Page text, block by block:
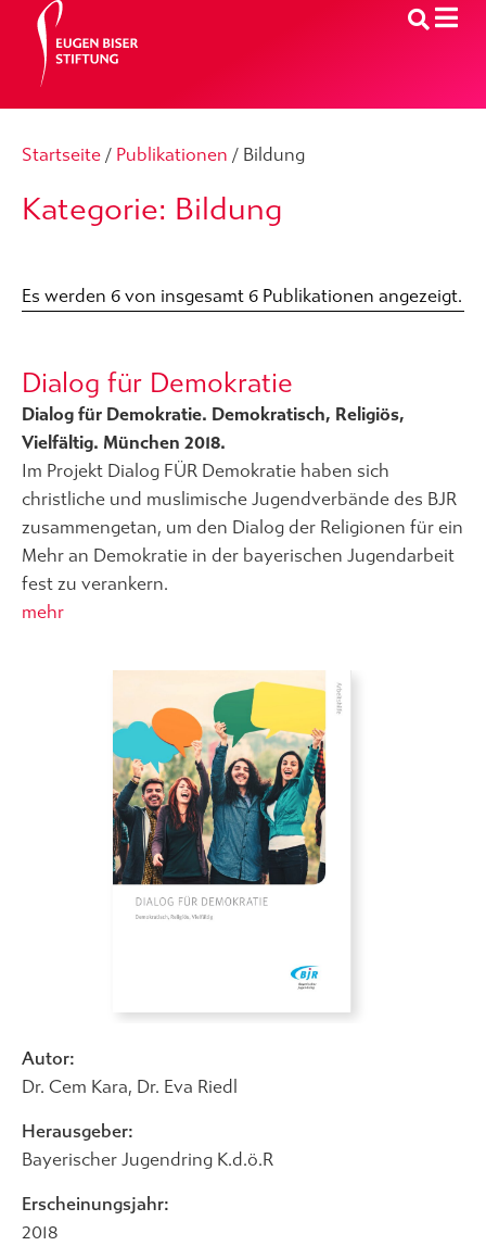
Startseite / Publikationen / Bildung
Kategorie: Bildung
Es werden 6 von insgesamt 6 Publikationen angezeigt.
Dialog für Demokratie
Dialog für Demokratie. Demokratisch, Religiös,
Vielfältig. München 2018.
Im Projekt Dialog FÜR Demokratie haben sich
christliche und muslimische Jugendverbände des BJR
zusammengetan, um den Dialog der Religionen für ein
Mehr an Demokratie in der bayerischen Jugendarbeit
fest zu verankern.
mehr
Autor:
Dr. Cem Kara, Dr. Eva Riedl
Herausgeber:
Bayerischer Jugendring K.d.ö.R
Erscheinungsjahr:
2018